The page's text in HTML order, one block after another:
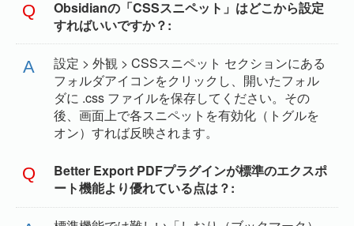
Obsidianの「CSSスニペット」はどこから設定
すればいいですか？
設定 > 外観 > CSSスニペット セクションにある
フォルダアイコンをクリックし、開いたフォル
ダに .css ファイルを保存してください。その
後、画面上で各スニペットを有効化（トグルを
オン）すれば反映されます。
Better Export PDFプラグインが標準のエクスポ
ート機能より優れている点は？